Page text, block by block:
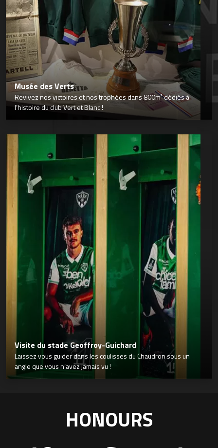
Musée des Verts
Revivez nos victoires et nos trophées dans 800m² dédiés à
l’histoire du club Vert et Blanc !
Visite du stade Geoffroy-Guichard
Laissez vous guider dans les coulisses du Chaudron sous un
angle que vous n’avez jamais vu !
HONOURS